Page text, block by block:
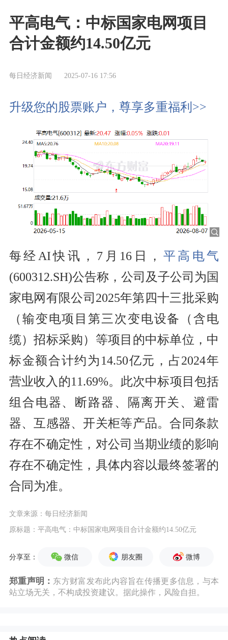
平高电气：中标国家电网项目
合计金额约14.50亿元
每日经济新闻 2025-07-16 17:56
升级您的股票账户，尊享多重福利>>
每经AI快讯，7月16日， 平高电气
(600312.SH)公告称，公司及子公司为国
家电网有限公司2025年第四十三批采购
（输变电项目第三次变电设备（含电
缆）招标采购）等项目的中标单位，中
标金额合计约为14.50亿元，占2024年
营业收入的11.69%。此次中标项目包括
组合电器、断路器、隔离开关、避雷
器、互感器、开关柜等产品。合同条款
存在不确定性，对公司当期业绩的影响
存在不确定性，具体内容以最终签署的
合同为准。
文章来源：每日经济新闻
原标题：平高电气：中标国家电网项目合计金额约14.50亿元
分享至： 微信 朋友圈 微博
郑重声明： 东方财富发布此内容旨在传播更多信息，与本
站立场无关，不构成投资建议。据此操作，风险自担。